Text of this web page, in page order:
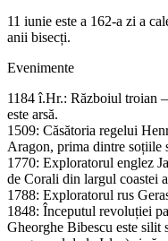
11 iunie este a 162-a zi a
anii bisecți.
Evenimente
1184 î.Hr.: Războiul troian
este arsă.
1509: Căsătoria regelui
Aragon, prima dintre soțiile
1770: Exploratorul englez
de Corali din largul coastei
1788: Exploratorul rus
1848: Începutul revoluției
Gheorghe Bibescu este silit